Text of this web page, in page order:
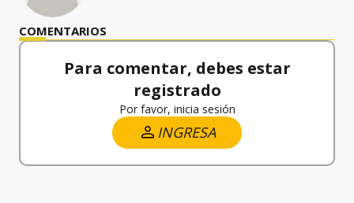
COMENTARIOS
Para comentar, debes estar
registrado
Por favor, inicia sesión
INGRESA